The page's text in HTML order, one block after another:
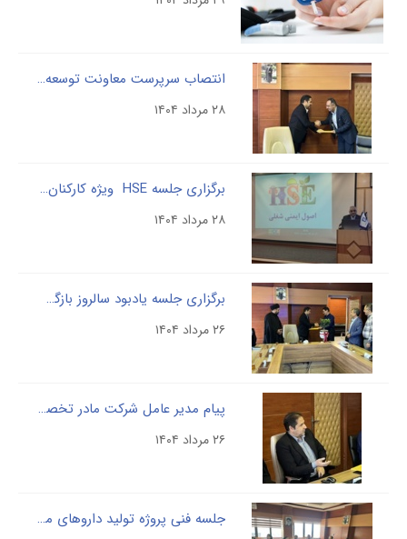
انتصاب سرپرست معاونت توسعه مدیریت و منابع شرکت مادر تخصصی پالایش و پژوهش خون
۲۸ مرداد ۱۴۰۴
برگزاری جلسه HSE ویژه کارکنان در راستای ارتقاء ایمنی و سلامت پرسنل
برگزاری جلسه یادبود سالروز بازگشت افتخار آفرین آزادگان به میهن اسلامی و تقدیر از آزاده سرافراز دکتر محمد عباسی ، معاون توسعه مدیریت و منابع شرکت مادر تخصصی پالایش و پژوهش خون
۲۶ مرداد ۱۴۰۴
پیام مدیر عامل شرکت مادر تخصصی پالایش و پژوهش خون ، دکتر فردین بلوچی به مناسبت سالروز بازگشت آزادگان به میهن اسلامی
جلسه فنی پروژه تولید داروهای مشتق از پلاسما ، روز یکشنبه ۱۴۰۴/۵/۱۹ برگزار گردید